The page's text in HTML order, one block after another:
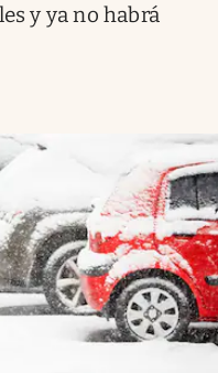
y ya no habrá